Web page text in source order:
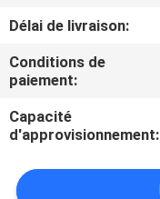
CONTRÔLE
DE
QUALITÉ
CONTACTEZ-
NOUS
Délai de livraison:
Conditions de
paiement:
Capacité
d'approvisionnement: